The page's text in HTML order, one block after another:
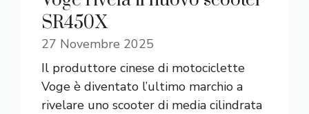
SR450X
27 Novembre 2025
Il produttore cinese di motociclette
Voge è diventato l’ultimo marchio a
rivelare uno scooter di media cilindrata